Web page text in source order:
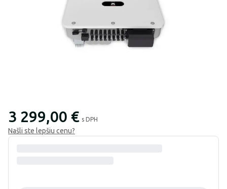
3 299,00 € s DPH
Našli ste lepšiu cenu?